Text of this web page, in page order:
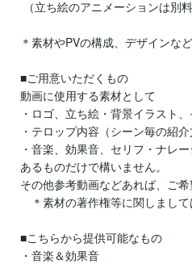
＊素材やPVの構成、デザインな
■ご用意いただくもの
動画に使用する素材として
・ロゴ、立ち絵・背景イラスト
・テロップ内容（シーン毎の紹介
・音楽、効果音、セリフ・ナレ
あるものだけで構いません。
その他参考動画などあれば、ご希
＊素材の著作権等に関しまして
■こちらから提供可能なもの
・音楽＆効果音